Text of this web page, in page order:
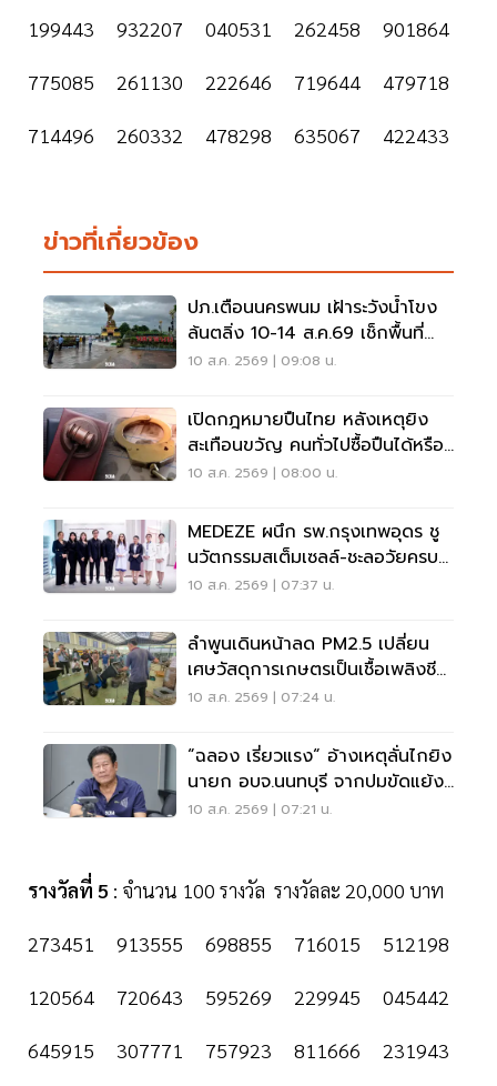
199443 932207 040531 262458 901864
775085 261130 222646 719644 479718
714496 260332 478298 635067 422433
ข่าวที่เกี่ยวข้อง
ปภ.เตือนนครพนม เฝ้าระวังน้ำโขง
ล้นตลิ่ง 10-14 ส.ค.69 เช็กพื้นที่
เสี่ยงด่วน
10 ส.ค. 2569 | 09:08 น.
เปิดกฎหมายปืนไทย หลังเหตุยิง
สะเทือนขวัญ คนทั่วไปซื้อปืนได้หรือ
ไม่?
10 ส.ค. 2569 | 08:00 น.
MEDEZE ผนึก รพ.กรุงเทพอุดร ชู
นวัตกรรมสเต็มเซลล์-ชะลอวัยครบ
วงจร
10 ส.ค. 2569 | 07:37 น.
ลำพูนเดินหน้าลด PM2.5 เปลี่ยน
เศษวัสดุการเกษตรเป็นเชื้อเพลิงชีว
มวล
10 ส.ค. 2569 | 07:24 น.
“ฉลอง เรี่ยวแรง“ อ้างเหตุลั่นไกยิง
นายก อบจ.นนทบุรี จากปมขัดแย้ง
เรื่องเงิน
10 ส.ค. 2569 | 07:21 น.
รางวัลที่ 5 : จำนวน 100 รางวัล รางวัลละ 20,000 บาท
273451 913555 698855 716015 512198
120564 720643 595269 229945 045442
645915 307771 757923 811666 231943